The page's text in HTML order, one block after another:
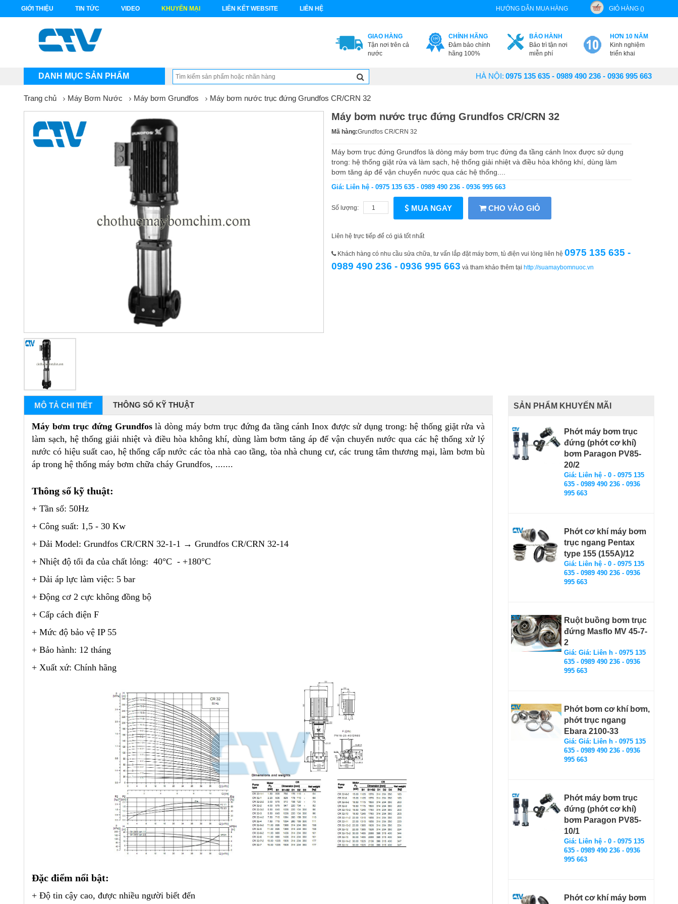
GIỚI THIỆU TIN TỨC VIDEO KHUYẾN MẠI LIÊN KẾT WEBSITE LIÊN HỆ HƯỚNG DẪN MUA HÀNG GIỎ HÀNG ()
GIAO HÀNG
Tận nơi trên cả
nước
CHÍNH HÃNG
Đảm bảo chính
hãng 100%
BẢO HÀNH
Bảo trì tận nơi
miễn phí
HƠN 10 NĂM
Kinh nghiệm
triển khai
DANH MỤC SẢN PHẨM HÀ NỘI: 0975 135 635 - 0989 490 236 - 0936 995 663
Trang chủ Máy Bơm Nước Máy bơm Grundfos Máy bơm nước trục đứng Grundfos CR/CRN 32
Máy bơm nước trục đứng Grundfos CR/CRN 32
Mã hàng:Grundfos CR/CRN 32
Máy bơm trục đứng Grundfos là dòng máy bơm trục đứng đa tầng cánh Inox được sử dụng
trong: hệ thống giặt rửa và làm sạch, hệ thống giải nhiệt và điều hòa không khí, dùng làm
bơm tăng áp để vận chuyển nước qua các hệ thống....
Giá: Liên hệ - 0975 135 635 - 0989 490 236 - 0936 995 663
Số lượng: MUA NGAY CHO VÀO GIỎ
Liên hệ trực tiếp để có giá tốt nhất
Khách hàng có nhu cầu sửa chữa, tư vấn lắp đặt máy bơm, tủ điện vui lòng liên hệ 0975 135 635 -
0989 490 236 - 0936 995 663 và tham khảo thêm tại http://suamaybomnuoc.vn
MÔ TẢ CHI TIẾT THÔNG SỐ KỸ THUẬT
Máy bơm trục đứng Grundfoslà dòng máy bơm trục đứng đa tầng cánh Inox được sử dụng trong: hệ thống giặt rửa và
làm sạch, hệ thống giải nhiệt và điều hòa không khí, dùng làm bơm tăng áp để vận chuyển nước qua các hệ thống xử lý
nước có hiệu suất cao, hệ thống cấp nước các tòa nhà cao tầng, tòa nhà chung cư, các trung tâm thương mại, làm bơm bù
áp trong hệ thống máy bơm chữa cháy Grundfos, .......
Thông số kỹ thuật:
+ Tần số: 50Hz
+ Công suất: 1,5 - 30 Kw
+ Dải Model: Grundfos CR/CRN 32-1-1 → Grundfos CR/CRN 32-14
+ Nhiệt độ tối đa của chất lỏng: 40°C - +180°C
+ Dải áp lực làm việc: 5 bar
+ Động cơ 2 cực không đồng bộ
+ Cấp cách điện F
+ Mức độ bảo vệ IP 55
+ Bảo hành: 12 tháng
+ Xuất xứ: Chính hãng
Đặc điểm nổi bật:
+ Độ tin cậy cao, được nhiều người biết đến
SẢN PHẨM KHUYẾN MÃI
Phớt máy bơm trục
đứng (phớt cơ khí)
bơm Paragon PV85-
20/2
Giá: Liên hệ - 0 - 0975 135
635 - 0989 490 236 - 0936
995 663
Phớt cơ khí máy bơm
trục ngang Pentax
type 155 (155A)/12
Giá: Liên hệ - 0 - 0975 135
635 - 0989 490 236 - 0936
995 663
Ruột buồng bơm trục
đứng Masflo MV 45-7-
2
Giá: Giá: Liên h - 0975 135
635 - 0989 490 236 - 0936
995 663
Phớt bơm cơ khí bơm,
phớt trục ngang
Ebara 2100-33
Giá: Giá: Liên h - 0975 135
635 - 0989 490 236 - 0936
995 663
Phớt máy bơm trục
đứng (phớt cơ khí)
bơm Paragon PV85-
10/1
Giá: Liên hệ - 0 - 0975 135
635 - 0989 490 236 - 0936
995 663
Phớt cơ khí máy bơm